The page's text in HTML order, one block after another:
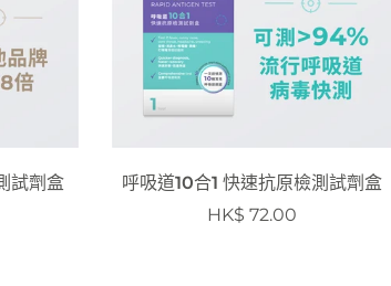
試劑盒
呼吸道10合1 快速抗原檢測試劑盒
HK$ 72.00